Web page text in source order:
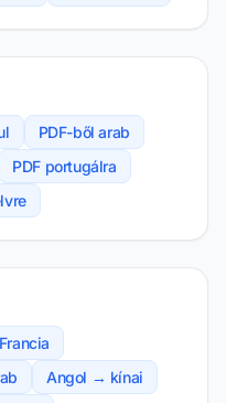
PDF-ből arab
PDF portugálra
Angol → kínai